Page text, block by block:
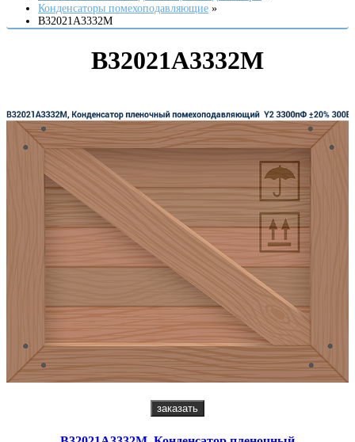
Конденсаторы помехоподавляющие
B32021A3332M
B32021A3332M
заказать